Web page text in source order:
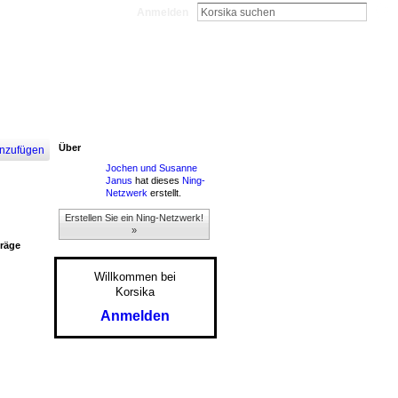
Über
Jochen und Susanne
Janus hat dieses Ning-
Netzwerk erstellt.
Erstellen Sie ein Ning-Netzwerk!
»
Willkommen bei
Korsika
Anmelden